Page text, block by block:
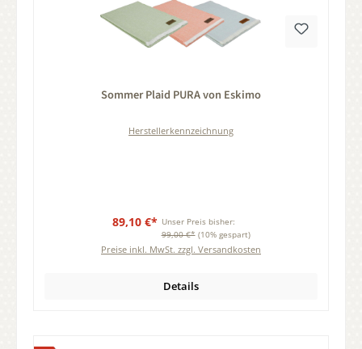
Sommer Plaid PURA von Eskimo
Herstellerkennzeichnung
89,10 €* Unser Preis bisher:
99,00 €* (10% gespart)
Preise inkl. MwSt. zzgl. Versandkosten
Details